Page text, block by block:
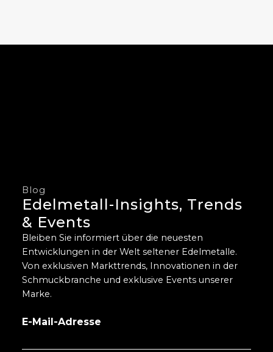
Blog
Edelmetall-Insights, Trends
& Events
Bleiben Sie informiert über die neuesten
Entwicklungen in der Welt seltener Edelmetalle.
Von exklusiven Markttrends, Innovationen in der
Schmuckbranche und exklusive Events unserer
Marke.
E-Mail-Adresse